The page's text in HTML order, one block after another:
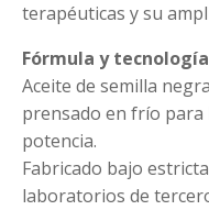
terapéuticas y su
Fórmula y tecnología
Aceite de semilla
prensado en frío
potencia.
Fabricado bajo
laboratorios de